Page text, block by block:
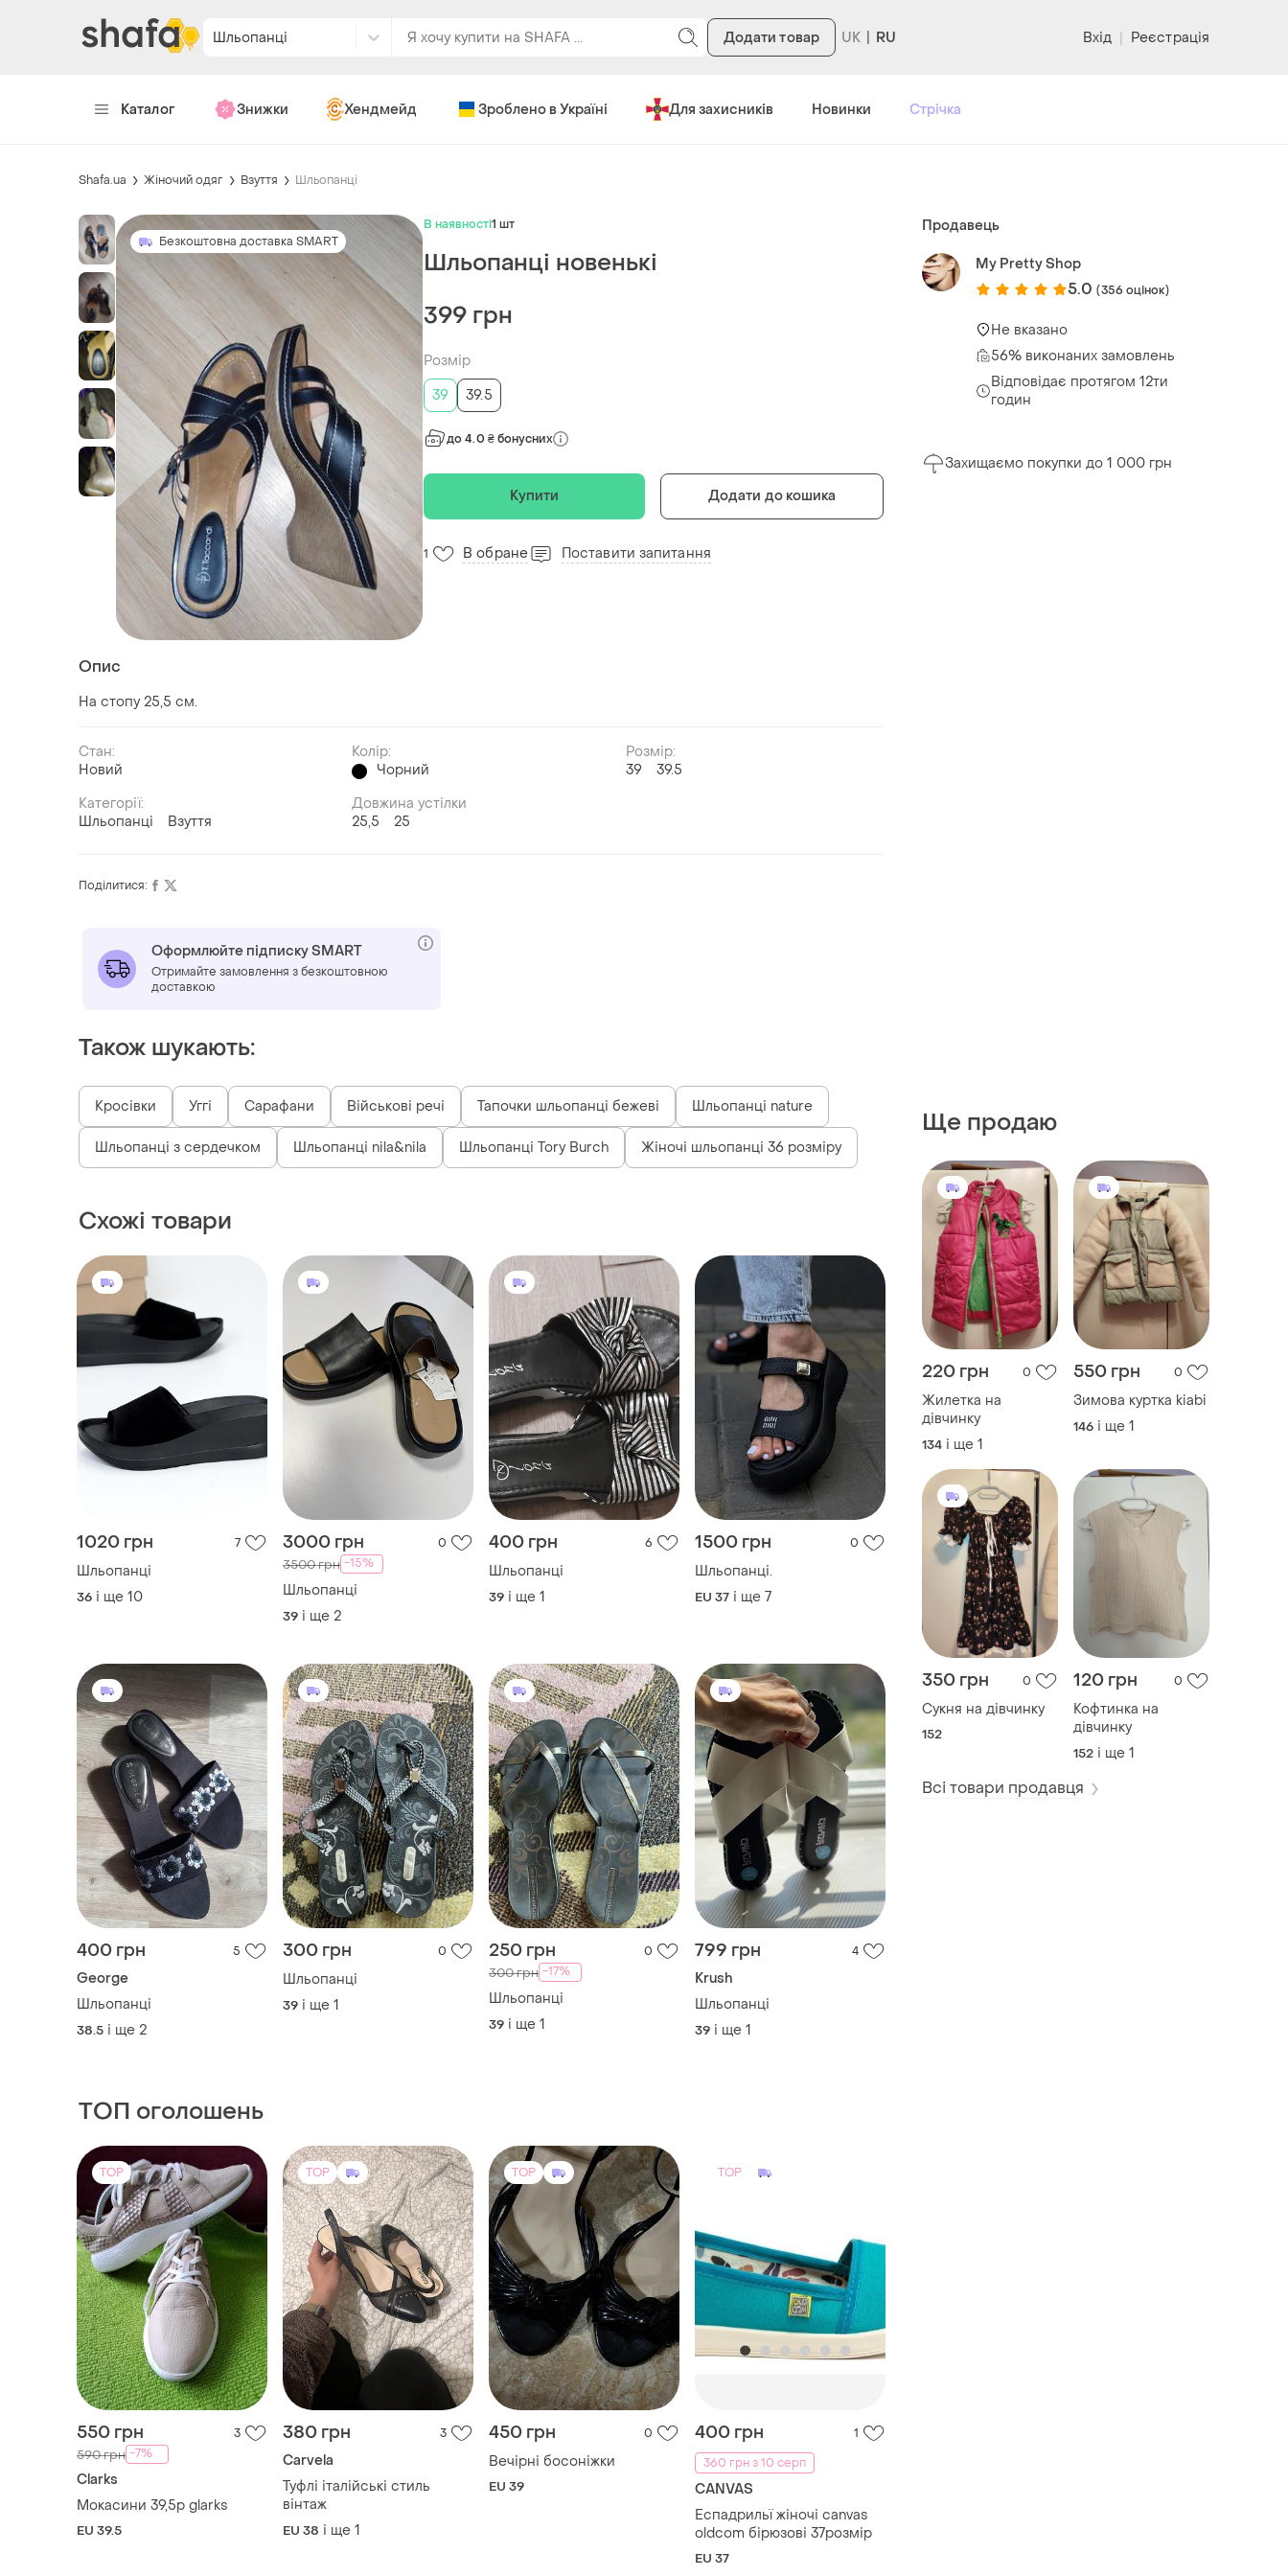
Шльопанці Додати товар RU Вхід | Реєстрація
Каталог Знижки Хендмейд Зроблено в Україні Для захисників Новинки Стрічка
Shafa.ua Жіночий одяг Взуття Шльопанці
Безкоштовна доставка SMART
В наявності1 шт
Шльопанці новенькі
399 грн
Розмір
39
39.5
до 4.0 ₴ бонусних
Купити Додати до кошика
1 В обране Поставити запитання
Опис
На стопу 25,5 см.
Стан:
Новий
Колір:
Чорний
Розмір:
39
39.5
Категорії:
Шльопанці
Взуття
Довжина устілки
25,5
25
Продавець
My Pretty Shop
5.0 (356 оцінок)
Не вказано
56% виконаних замовлень
Відповідає протягом 12ти
годин
Захищаємо покупки до 1 000 грн
Ще продаю
220 грн 0
Жилетка на
дівчинку
134 і ще 1
550 грн 0
Зимова куртка kiabi
146 і ще 1
350 грн 0
Сукня на дівчинку
152
120 грн 0
Кофтинка на
дівчинку
152 і ще 1
Всі товари продавця
Поділитися:
Оформлюйте підписку SMART
Отримайте замовлення з безкоштовною
доставкою
Також шукають:
Кросівки Уггі Сарафани Військові речі Тапочки шльопанці бежеві Шльопанці nature
Шльопанці з сердечком Шльопанці nila&nila Шльопанці Tory Burch Жіночі шльопанці 36 розміру
Схожі товари
1020 грн 7
Шльопанці
36 і ще 10
3000 грн 0
3500 грн -15%
Шльопанці
39 і ще 2
400 грн 6
Шльопанці
39 і ще 1
1500 грн 0
Шльопанці.
EU 37 і ще 7
400 грн 5
George
Шльопанці
38.5 і ще 2
300 грн 0
Шльопанці
39 і ще 1
250 грн 0
300 грн -17%
Шльопанці
39 і ще 1
799 грн 4
Krush
Шльопанці
39 і ще 1
ТОП оголошень
TOP
550 грн 3
590 грн -7%
Clarks
Мокасини 39,5р glarks
EU 39.5
TOP
380 грн 3
Carvela
Туфлі італійські стиль
вінтаж
EU 38 і ще 1
TOP
450 грн 0
Вечірні босоніжки
EU 39
TOP
400 грн
1
360 грн з 10 серп
CANVAS
Еспадрильї жіночі canvas
oldcom бірюзові 37розмір
EU 37